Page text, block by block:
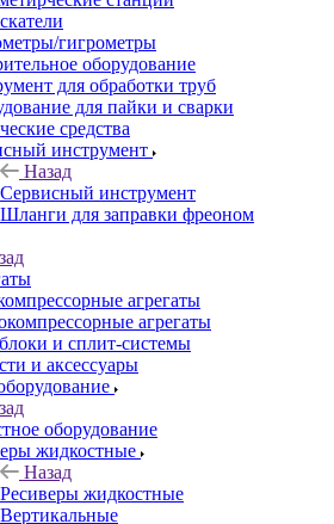
гигрометры
оборудование
для обработки труб
для пайки и сварки
средства
инструмент
Назад
Сервисный инструмент
Шланги для заправки фреоном
агрегаты
агрегаты
и сплит-системы
и аксессуары
оборудование
жидкостные
Назад
Ресиверы жидкостные
Вертикальные